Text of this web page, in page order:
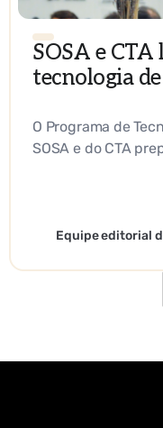
SOSA e
tecnologia
O Programa de
SOSA e do CTA
Equipe editorial